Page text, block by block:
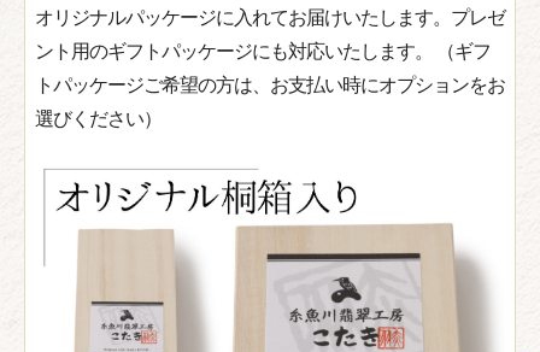
オリジナルパッケージに入れてお届けいたします。プレゼ
ント用のギフトパッケージにも対応いたします。 （ギフ
トパッケージご希望の方は、お支払い時にオプションをお
選びください）